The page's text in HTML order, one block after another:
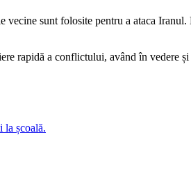
sunt folosite pentru a ataca
rapidă a conflictului, având în vedere
la școală.